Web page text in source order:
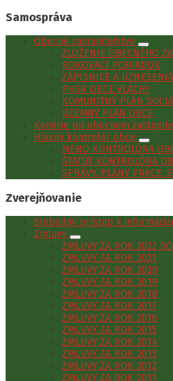
Samospráva
Obecné zastupiteľstvo
ZLOŽENIE OBECNÉHO
ROKOVACÍ PORIADOK
ZÁPISNICE A UZNESENIA
PHSR OBCE VLACHY
KOMUNITNÝ PLÁN
ÚZEMNÝ PLÁN OBCE
Komisie pri obecnom
Hlavný kontrolór obce
MENO KONTROLÓRA
ŠTATÚT KONTROLÓRA
SPRÁVY, PLÁNY PRÁCE,
Zverejňovanie
Slobodný prístup k
Zmluvy
ZMLUVY ZA ROK 2022
ZMLUVY ZA ROK 2021
ZMLUVY ZA ROK 2020
ZMLUVY ZA ROK 2019
ZMLUVY ZA ROK 2018
ZMLUVY ZA ROK 2017
ZMLUVY ZA ROK 2016
ZMLUVY ZA ROK 2015
ZMLUVY ZA ROK 2014
ZMLUVY ZA ROK 2013
ZMLUVY ZA ROK 2012
ZMLUVY ZA ROK 2011